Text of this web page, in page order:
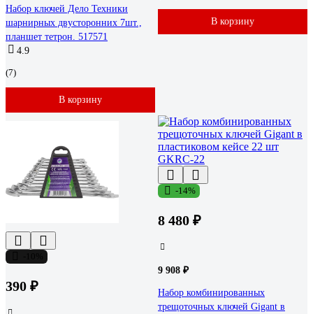
Набор ключей Дело Техники
шарнирных двусторонних 7шт.,
планшет тетрон. 517571
4.9
(7)
В корзину
В корзину
390 ₽
-14%
8 480 ₽
9 908 ₽
Набор комбинированных
трещоточных ключей Gigant в